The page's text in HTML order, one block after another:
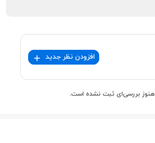
افزودن نظر جدید
هنوز بررسی‌ای ثبت نشده است.